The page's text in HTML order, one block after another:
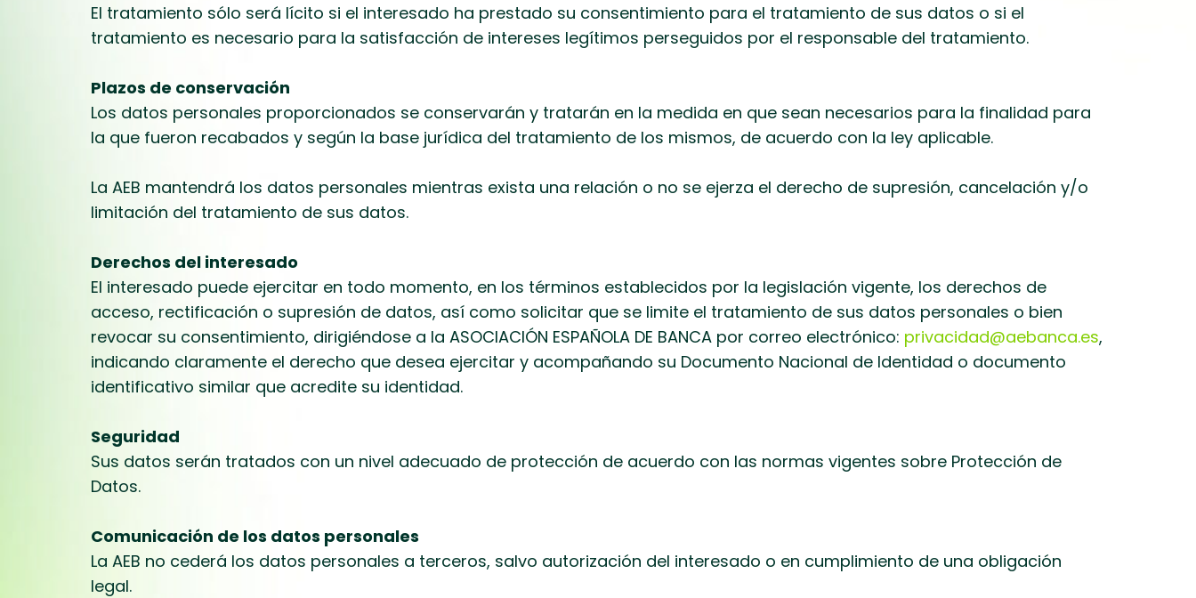
El tratamiento sólo será lícito si el interesado ha prestado su consentimiento para el tratamiento de sus datos o si el
tratamiento es necesario para la satisfacción de intereses legítimos perseguidos por el responsable del tratamiento.
Plazos de conservación
Los datos personales proporcionados se conservarán y tratarán en la medida en que sean necesarios para la finalidad para
la que fueron recabados y según la base jurídica del tratamiento de los mismos, de acuerdo con la ley aplicable.
La AEB mantendrá los datos personales mientras exista una relación o no se ejerza el derecho de supresión, cancelación y/o
limitación del tratamiento de sus datos.
Derechos del interesado
El interesado puede ejercitar en todo momento, en los términos establecidos por la legislación vigente, los derechos de
acceso, rectificación o supresión de datos, así como solicitar que se limite el tratamiento de sus datos personales o bien
revocar su consentimiento, dirigiéndose a la ASOCIACIÓN ESPAÑOLA DE BANCA por correo electrónico: privacidad@aebanca.es,
indicando claramente el derecho que desea ejercitar y acompañando su Documento Nacional de Identidad o documento
identificativo similar que acredite su identidad.
Seguridad
Sus datos serán tratados con un nivel adecuado de protección de acuerdo con las normas vigentes sobre Protección de
Datos.
Comunicación de los datos personales
La AEB no cederá los datos personales a terceros, salvo autorización del interesado o en cumplimiento de una obligación
legal.